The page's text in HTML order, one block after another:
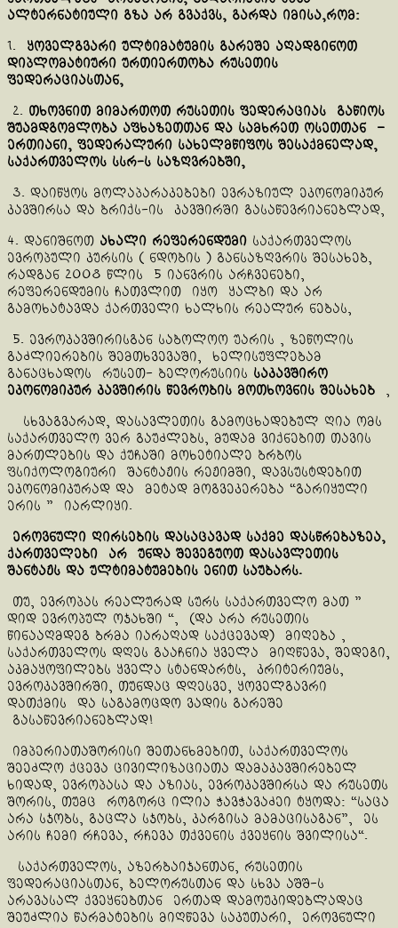
ალტერნატიული გზა არ გვაქვს, გარდა იმისა,რომ:
1. ყოველგვარი ულტიმატუმის გარეშე აღადგინოთ
დიპლომატიური ურთიერთობა რუსეთის
ფედერაციასთან,
2. თხოვნით მიმართოთ რუსეთის ფედერაციას გაწიოს
შუამდგომლობა აფხაზეთთან და სამხრეთ ოსეთთან –
ერთიანი, ფედერალური სახელმწიფოს შესაქმნელად,
საქართველოს სსრ-ს საზღვრებში,
3. დაიწყოს მოლაპარაკებები ევრაზიულ ეკონომიკურ
კავშირსა და ბრიქს-ის კავშირში გასაწევრიანებლად,
4. დანიშნოთ ახალი რეფერენდუმი საქართველოს
ევროპული კურსის ( ნდობის ) განსაზღვრის შესახებ,
რადგან 2008 წლის 5 იანვრის არჩვენები,
რეფერენდუმის ჩათვლით იყო ყალბი და არ
გამოხატავდა ქართველი ხალხის რეალურ ნებას,
5. ევროკავშირისგან საბოლოო უარის , ზეწოლის
გაძლიერების შემთხვევაში, ხელისუფლებამ
განაცხადოს რუსეთ- ბელორუსიის საკავშირო
ეკონომიკურ კავშირის წევრობის მოთხოვნის შესახებ ,
სხვაგვარად, დასავლეთის გამოცხადებულ ღია ომს
საქართველო ვერ გაუძლებს, მუდამ ვიქნებით თავის
მართლების და ქუჩაში მოხეტიალე ბრბოს
ფსიქოლოგიური შანტაჟის რეჟიმში, დავსუსტდებით
ეკონომიკურად და მეტად მოგვეკერება “გარიყული
ერის ” იარლიყი.
ეროვნული ღირსების დასაცავად საქმე დასწრებაზეა,
ქართველები არ უნდა შევეგუოთ დასავლეთის
შანტაჟს და ულტიმატუმების ენით საუბარს.
თუ, ევროპას რეალურად სურს საქართველო მათ ”
დიდ ევროპულ ოჯახში “, (და არა რუსეთის
წინააღმდეგ ბრმა იარაღად საქცევად) მიღება ,
საქართველოს დღეს გააჩნია ყველა მიღწევა, შედეგი,
აკმაყოფილებს ყველა სტანდარტს, კრიტერიუმს,
ევროკავშირში, თუნდაც დღესვე, ყოველგავრი
დათქმის და საგამოცდო ვადის გარეშე
გასაწევრიანებლად!
იმპერიათაშორისი შეთანხმებით, საქართველოს
შეეძლო ქცევა ცივილიზაციათა დამაკავშირებელ
ხიდად, ევროპასა და აზიას, ევროკავშირსა და რუსეთს
შორის, თუმც როგორც ილია ჭავჭავაძეი ტყოდა: “საცა
არა სჯობს, გაცლა სჯობს, კარგისა მამაცისაგან”, ეს
არის ჩემი რჩევა, რჩევა თქვენის ქვეყნის შვილისა“.
საქართველოს, აზერბაიჯანთან, რუსეთის
ფედერაციასთან, ბელორუსთან და სხვა აშშ-ს
არავასალ ქვეყნებთან ერთად დამოუკიდებლადაც
შეუძლია წარმატების მიღწევა საკუთარი, ეროვნული